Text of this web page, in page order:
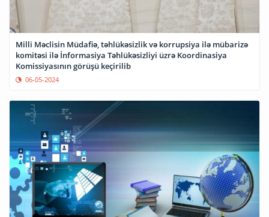
Milli Məclisin Müdafiə, təhlükəsizlik və korrupsiya ilə mübarizə
komitəsi ilə İnformasiya Təhlükəsizliyi üzrə Koordinasiya
Komissiyasının görüşü keçirilib
06-05-2024